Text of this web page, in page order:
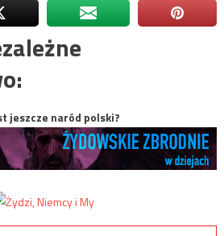
jeszcze naród polski?